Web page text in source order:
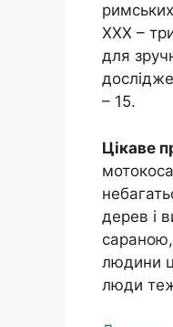
XXX –
для
– 15.
Цікаве
дерев і
людини
люди теж